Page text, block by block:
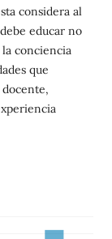
considera al
educar no
conciencia
que